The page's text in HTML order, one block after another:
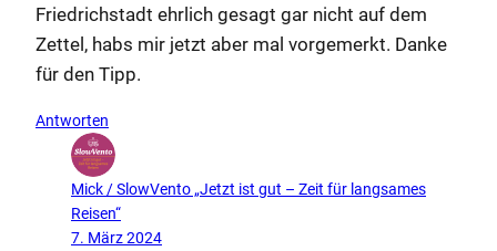
Friedrichstadt ehrlich gesagt gar nicht auf dem
Zettel, habs mir jetzt aber mal vorgemerkt. Danke
für den Tipp.
Antworten
Mick / SlowVento „Jetzt ist gut – Zeit für langsames
Reisen“
7. März 2024